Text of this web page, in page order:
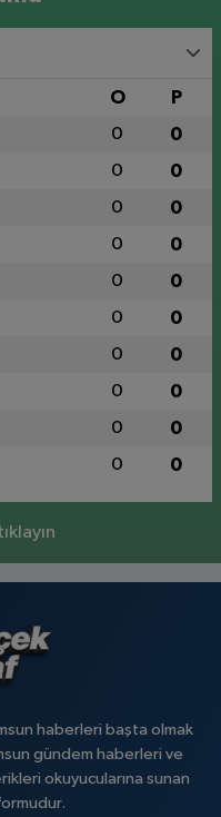
O P
0 0
0 0
0 0
0 0
0 0
0 0
0 0
0 0
0 0
0 0
haberleri başta olmak
gündem haberleri ve
okuyucularına sunan